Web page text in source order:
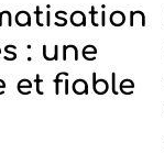
: une
et fiable